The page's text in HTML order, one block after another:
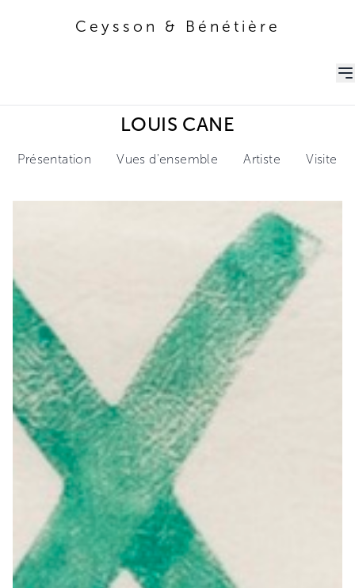
Ceysson & Bénétière
LOUIS CANE
Présentation Vues d'ensemble Artiste Visite